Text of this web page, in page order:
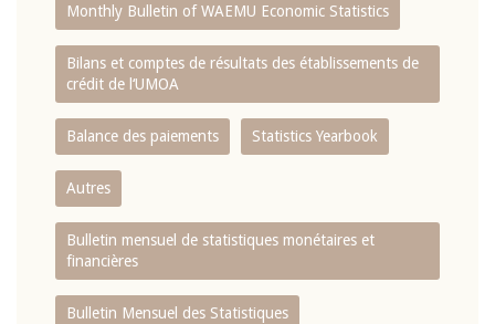
Monthly Bulletin of WAEMU Economic Statistics
Bilans et comptes de résultats des établissements de
crédit de l‘UMOA
Balance des paiements Statistics Yearbook
Autres
Bulletin mensuel de statistiques monétaires et
financières
Bulletin Mensuel des Statistiques